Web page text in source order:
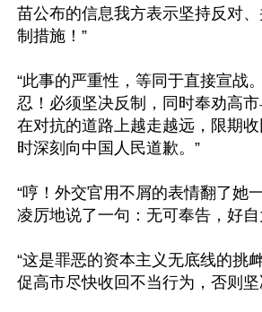
苗公布的信息我方表示坚持反对
制措施！”
“此事的严重性，等同于直接宣战
忍！必须坚决反制，同时奉劝高
在对抗的道路上越走越远，限期
时深刻向中国人民道歉。”
“哼！外交官用不屑的表情翻了她
凌厉地说了一句：无可奉告，好
“这是罪恶的资本主义无底线的挑
促高市尽快收回不当行为，否则